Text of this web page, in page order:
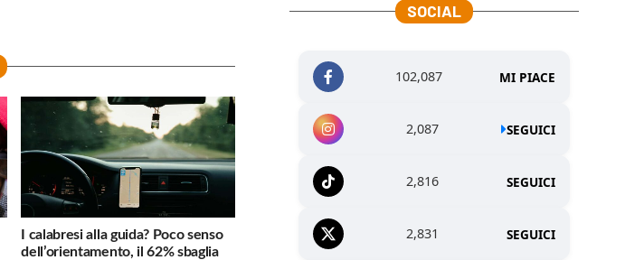
I calabresi alla guida? Poco senso
dell’orientamento, il 62% sbaglia
SOCIAL
102,087 MI PIACE
2,087 SEGUICI
2,816 SEGUICI
2,831 SEGUICI